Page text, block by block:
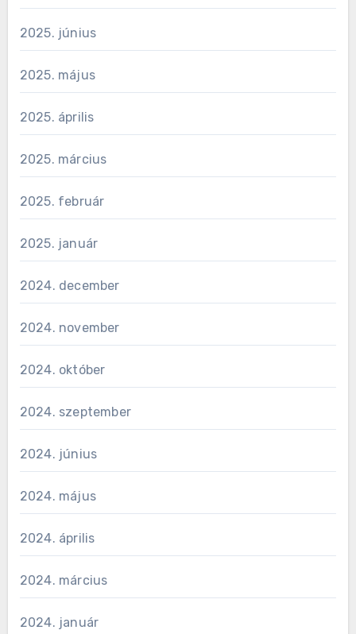
2025. június
2025. május
2025. április
2025. március
2025. február
2025. január
2024. december
2024. november
2024. október
2024. szeptember
2024. június
2024. május
2024. április
2024. március
2024. január